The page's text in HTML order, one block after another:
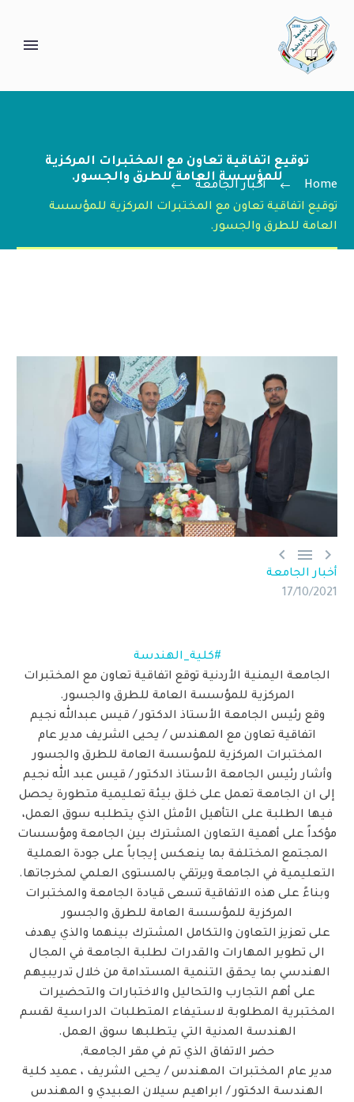
توقيع اتفاقية تعاون مع المختبرات المركزية
للمؤسسة العامة للطرق والجسور.
Home
أخبار الجامعة
توقيع اتفاقية تعاون مع المختبرات المركزية للمؤسسة
العامة للطرق والجسور.
  
أخبار الجامعة
17/10/2021
#كلية_الهندسة
الجامعة اليمنية الأردنية توقع اتفاقية تعاون مع المختبرات
المركزية للمؤسسة العامة للطرق والجسور.
وقع رئيس الجامعة الأستاذ الدكتور / قيس عبدالله نجيم
اتفاقية تعاون مع المهندس / يحيى الشريف مدير عام
المختبرات المركزية للمؤسسة العامة للطرق والجسور
وأشار رئيس الجامعة الأستاذ الدكتور / قيس عبد الله نجيم
إلى ان الجامعة تعمل على خلق بيئة تعليمية متطورة يحصل
فيها الطلبة على التأهيل الأمثل الذي يتطلبه سوق العمل،
مؤكداً على أهمية التعاون المشترك بين الجامعة ومؤسسات
المجتمع المختلفة بما ينعكس إيجاباً على جودة العملية
التعليمية في الجامعة ويرتقي بالمستوى العلمي لمخرجاتها.
وبناءً على هذه الاتفاقية تسعى قيادة الجامعة والمختبرات
المركزية للمؤسسة العامة للطرق والجسور
على تعزيز التعاون والتكامل المشترك بينهما والذي يهدف
الى تطوير المهارات والقدرات لطلبة الجامعة في المجال
الهندسي بما يحقق التنمية المستدامة من خلال تدريبيهم
على أهم التجارب والتحاليل والاختبارات والتحضيرات
المختبرية المطلوبة لاستيفاء المتطلبات الدراسية لقسم
الهندسة المدنية التي يتطلبها سوق العمل.
حضر الاتفاق الذي تم في مقر الجامعة,
مدير عام المختبرات المهندس / يحيى الشريف ، عميد كلية
الهندسة الدكتور / ابراهيم سيلان العبيدي و المهندس